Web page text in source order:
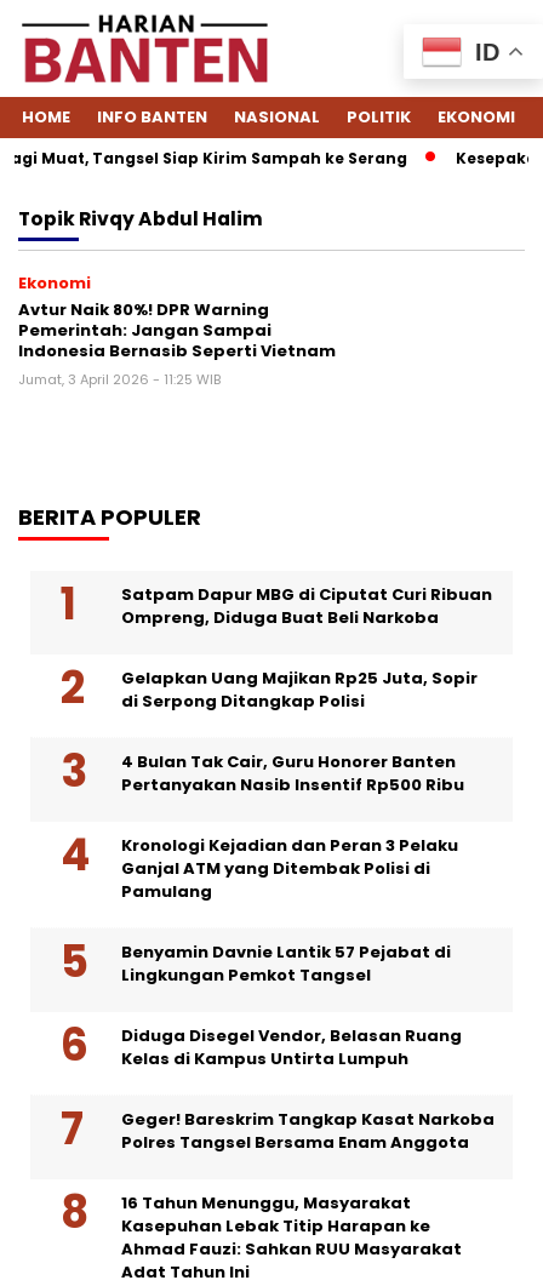
HOME INFO BANTEN NASIONAL POLITIK EKONOMI
Muat, Tangsel Siap Kirim Sampah ke Serang
TopikRivqy Abdul Halim
Ekonomi
Avtur Naik 80%! DPR Warning
Pemerintah: Jangan Sampai
Indonesia Bernasib Seperti Vietnam
Jumat, 3 April 2026 - 11:25 WIB
BERITA POPULER
Satpam Dapur MBG di Ciputat Curi Ribuan
Ompreng, Diduga Buat Beli Narkoba
Gelapkan Uang Majikan Rp25 Juta, Sopir
di Serpong Ditangkap Polisi
4 Bulan Tak Cair, Guru Honorer Banten
Pertanyakan Nasib Insentif Rp500 Ribu
Kronologi Kejadian dan Peran 3 Pelaku
Ganjal ATM yang Ditembak Polisi di
Pamulang
Benyamin Davnie Lantik 57 Pejabat di
Lingkungan Pemkot Tangsel
Diduga Disegel Vendor, Belasan Ruang
Kelas di Kampus Untirta Lumpuh
Geger! Bareskrim Tangkap Kasat Narkoba
Polres Tangsel Bersama Enam Anggota
16 Tahun Menunggu, Masyarakat
Kasepuhan Lebak Titip Harapan ke
Ahmad Fauzi: Sahkan RUU Masyarakat
Adat Tahun Ini
ID